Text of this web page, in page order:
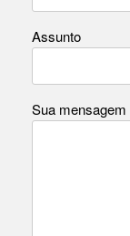
Assunto
Sua mensagem